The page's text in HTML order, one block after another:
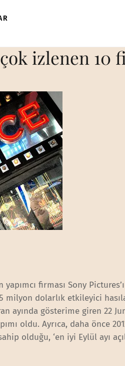
izlenen 10
firması Sony
milyon dolarlık etkileyici
ayında gösterime giren 22
oldu. Ayrıca, daha önce
olduğu, ‘en iyi Eylül ayı